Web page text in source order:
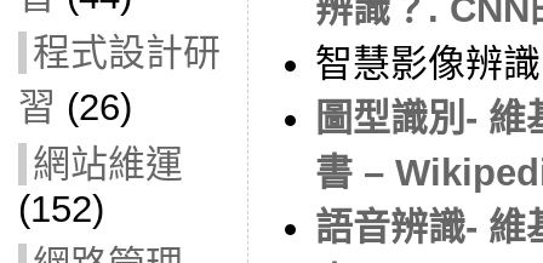
程式設計研
習 (26)
網站維運
(152)
辨識？. CNN
智慧影像辨
圖型識別-
書 –
語音辨識- 維